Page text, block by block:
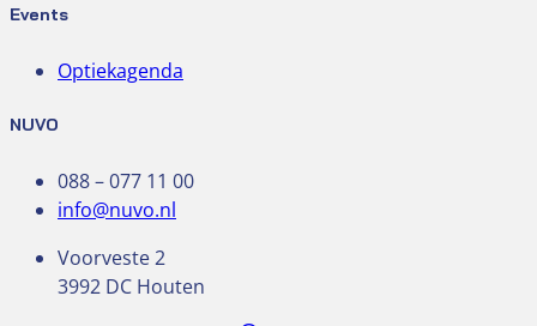
Events
Optiekagenda
NUVO
088 – 077 11 00
info@nuvo.nl
Voorveste 2
3992 DC Houten